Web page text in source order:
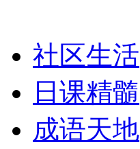
社区生活
日课精髓
成语天地